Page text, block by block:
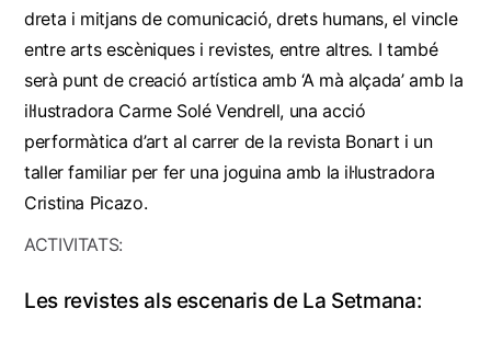
dreta i mitjans de comunicació, drets humans, el vincle
entre arts escèniques i revistes, entre altres. I també
serà punt de creació artística amb ‘A mà alçada’ amb la
il·lustradora Carme Solé Vendrell, una acció
performàtica d’art al carrer de la revista Bonart i un
taller familiar per fer una joguina amb la il·lustradora
Cristina Picazo.
ACTIVITATS:
Les revistes als escenaris de La Setmana: